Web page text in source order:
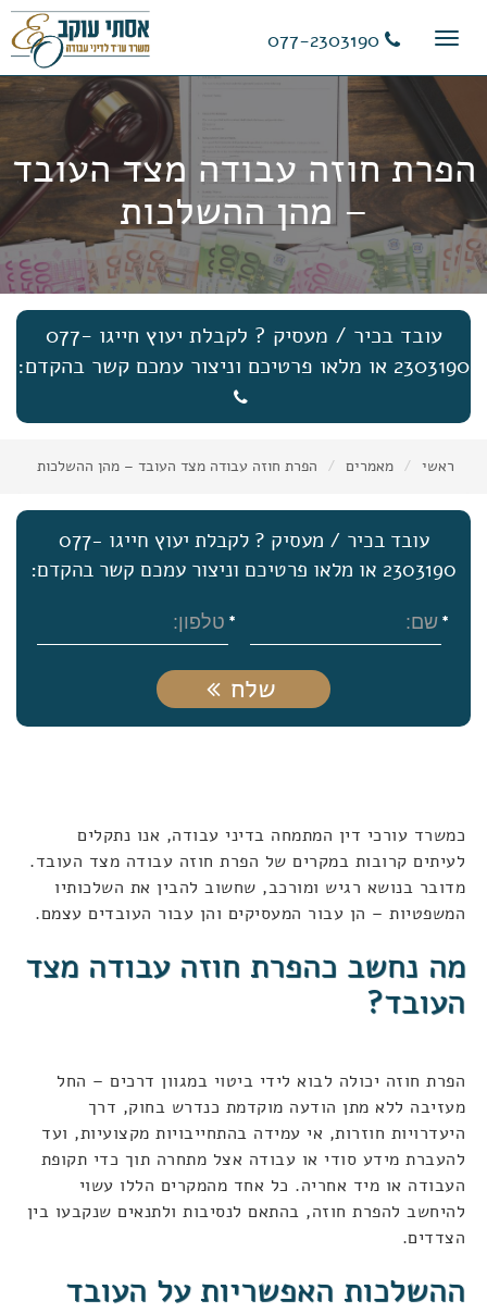
Toggle
הפרת חוזה עבודה מצד העובד
– מהן ההשלכות
עובד בכיר / מעסיק ? לקבלת יעוץ חייגו 077-
2303190 או מלאו פרטיכם וניצור עמכם קשר בהקדם:
ראשי מאמרים הפרת חוזה עבודה מצד העובד – מהן ההשלכות
עובד בכיר / מעסיק ? לקבלת יעוץ חייגו 077-
2303190 או מלאו פרטיכם וניצור עמכם קשר בהקדם:
שלח
כמשרד עורכי דין המתמחה בדיני עבודה, אנו נתקלים
לעיתים קרובות במקרים של הפרת חוזה עבודה מצד העובד.
מדובר בנושא רגיש ומורכב, שחשוב להבין את השלכותיו
המשפטיות – הן עבור המעסיקים והן עבור העובדים עצמם.
מה נחשב כהפרת חוזה עבודה מצד
העובד?
הפרת חוזה יכולה לבוא לידי ביטוי במגוון דרכים – החל
מעזיבה ללא מתן הודעה מוקדמת כנדרש בחוק, דרך
היעדרויות חוזרות, אי עמידה בהתחייבויות מקצועיות, ועד
להעברת מידע סודי או עבודה אצל מתחרה תוך כדי תקופת
העבודה או מיד אחריה. כל אחד מהמקרים הללו עשוי
להיחשב להפרת חוזה, בהתאם לנסיבות ולתנאים שנקבעו בין
הצדדים.
ההשלכות האפשריות על העובד